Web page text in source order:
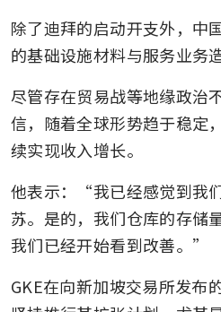
除了迪拜的启动开支外，中
的基础设施材料与服务业务
尽管存在贸易战等地缘政治
信，随着全球形势趋于稳定
续实现收入增长。
他表示：“我已经感觉到我
苏。是的，我们仓库的存储
我们已经开始看到改善。”
GKE在向新加坡交易所发